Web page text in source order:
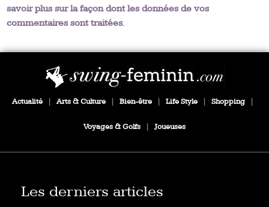
savoir plus sur la façon dont les données de vos
commentaires sont traitées.
Actualité | Arts & Culture | Bien-être | Life Style | Shopping |
Voyages & Golfs | Joueuses
Les derniers articles